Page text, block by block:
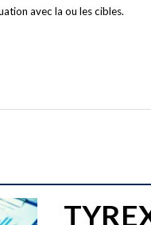
avec la ou les cibles.